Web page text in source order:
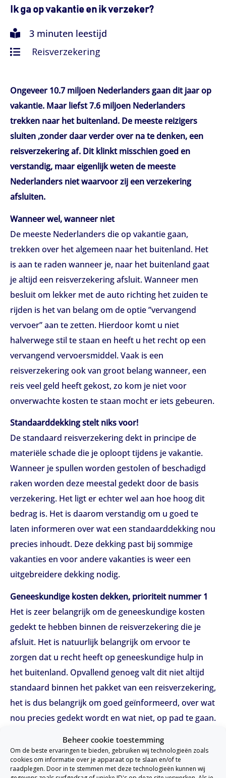
Beheer cookie toestemming
Om de beste ervaringen te bieden, gebruiken wij technologieën zoals
cookies om informatie over je apparaat op te slaan en/of te
raadplegen. Door in te stemmen met deze technologieën kunnen wij
Ik ga op vakantie en ik verzeker?
3 minuten leestijd
Reisverzekering
Ongeveer 10.7 miljoen Nederlanders gaan dit jaar op
vakantie. Maar liefst 7.6 miljoen Nederlanders
trekken naar het buitenland. De meeste reizigers
sluiten ,zonder daar verder over na te denken, een
reisverzekering af. Dit klinkt misschien goed en
verstandig, maar eigenlijk weten de meeste
Nederlanders niet waarvoor zij een verzekering
afsluiten.
Wanneer wel, wanneer niet
De meeste Nederlanders die op vakantie gaan,
trekken over het algemeen naar het buitenland. Het
is aan te raden wanneer je, naar het buitenland gaat
je altijd een reisverzekering afsluit. Wanneer men
besluit om lekker met de auto richting het zuiden te
rijden is het van belang om de optie ”vervangend
vervoer” aan te zetten. Hierdoor komt u niet
halverwege stil te staan en heeft u het recht op een
vervangend vervoersmiddel. Vaak is een
reisverzekering ook van groot belang wanneer, een
reis veel geld heeft gekost, zo kom je niet voor
onverwachte kosten te staan mocht er iets gebeuren.
Standaarddekking stelt niks voor!
De standaard reisverzekering dekt in principe de
materiële schade die je oploopt tijdens je vakantie.
Wanneer je spullen worden gestolen of beschadigd
raken worden deze meestal gedekt door de basis
verzekering. Het ligt er echter wel aan hoe hoog dit
bedrag is. Het is daarom verstandig om u goed te
laten informeren over wat een standaarddekking nou
precies inhoudt. Deze dekking past bij sommige
vakanties en voor andere vakanties is weer een
uitgebreidere dekking nodig.
Geneeskundige kosten dekken, prioriteit nummer 1
Het is zeer belangrijk om de geneeskundige kosten
gedekt te hebben binnen de reisverzekering die je
afsluit. Het is natuurlijk belangrijk om ervoor te
zorgen dat u recht heeft op geneeskundige hulp in
het buitenland. Opvallend genoeg valt dit niet altijd
standaard binnen het pakket van een reisverzekering,
het is dus belangrijk om goed geïnformeerd, over wat
nou precies gedekt wordt en wat niet, op pad te gaan.
kosten in het buitenland. Wanneer de kosten hoger
uitvallen in het buitenland dan, dat deze zouden